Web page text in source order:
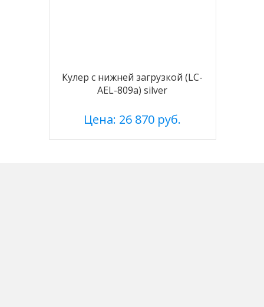
Кулер с нижней загрузкой (LC-
AEL-809a) silver
Цена: 26 870 руб.